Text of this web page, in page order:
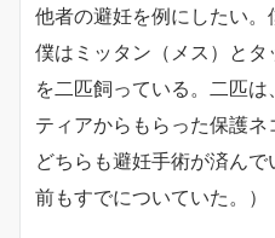
他者の避妊を例にしたい。
僕はミッタン（メス）と
を二匹飼っている。二匹
ティアからもらった保護ネ
どちらも避妊手術が済ん
前もすでについていた。）